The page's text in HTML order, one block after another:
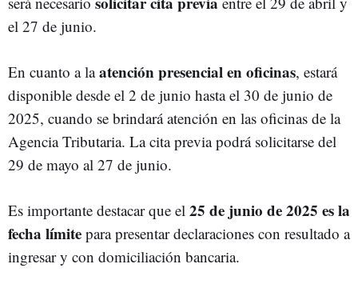
el 27 de junio.
En cuanto a laatención presencial en oficinas, estará
disponible desde el 2 de junio hasta el 30 de junio de
2025, cuando se brindará atención en las oficinas de la
Agencia Tributaria. La cita previa podrá solicitarse del
29 de mayo al 27 de junio.
Es importante destacar que el 25 de junio de 2025 es la
fecha límite para presentar declaraciones con resultado a
ingresar y con domiciliación bancaria.